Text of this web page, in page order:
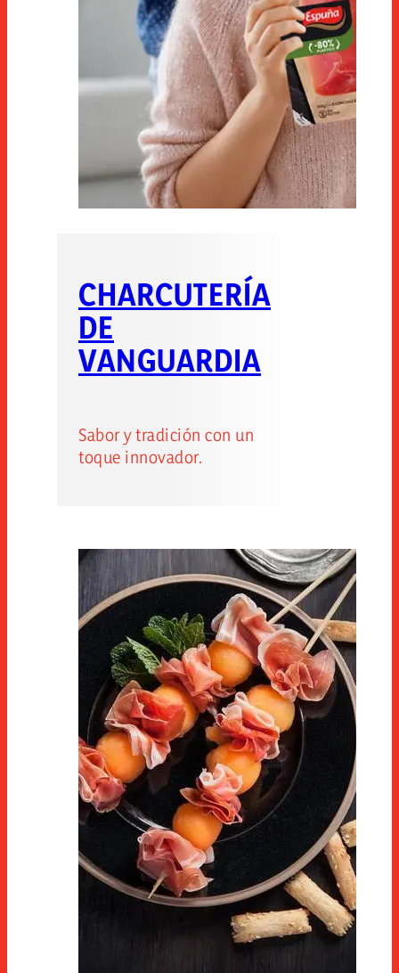
CHARCUTERÍA
DE
VANGUARDIA
Sabor y tradición con un
toque innovador.